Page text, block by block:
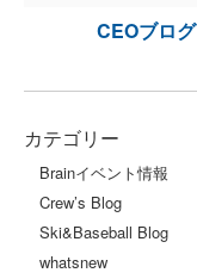
CEOブログ
カテゴリー
Brainイベント情報
Crew’s Blog
Ski&Baseball Blog
whatsnew